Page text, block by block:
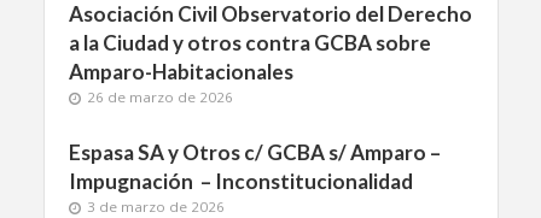
Asociación Civil Observatorio del Derecho
a la Ciudad y otros contra GCBA sobre
Amparo-Habitacionales
26 de marzo de 2026
Espasa SA y Otros c/ GCBA s/ Amparo –
Impugnación – Inconstitucionalidad
3 de marzo de 2026